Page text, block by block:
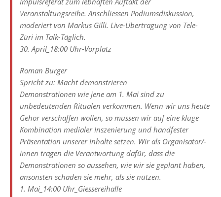
Veranstaltungsreihe. Anschliessen Podiumsdiskussion,
moderiert von Markus Gilli. Live-Übertragung von Tele-
Züri im Talk-Täglich.
30. April_18:00 Uhr-Vorplatz
Roman Burger
Spricht zu: Macht demonstrieren
Demonstrationen wie jene am 1. Mai sind zu
unbedeutenden Ritualen verkommen. Wenn wir uns heute
Gehör verschaffen wollen, so müssen wir auf eine kluge
Kombination medialer Inszenierung und handfester
Präsentation unserer Inhalte setzen. Wir als Organisator/-
innen tragen die Verantwortung dafür, dass die
Demonstrationen so aussehen, wie wir sie geplant haben,
ansonsten schaden sie mehr, als sie nützen.
1. Mai_14:00 Uhr_Giessereihalle